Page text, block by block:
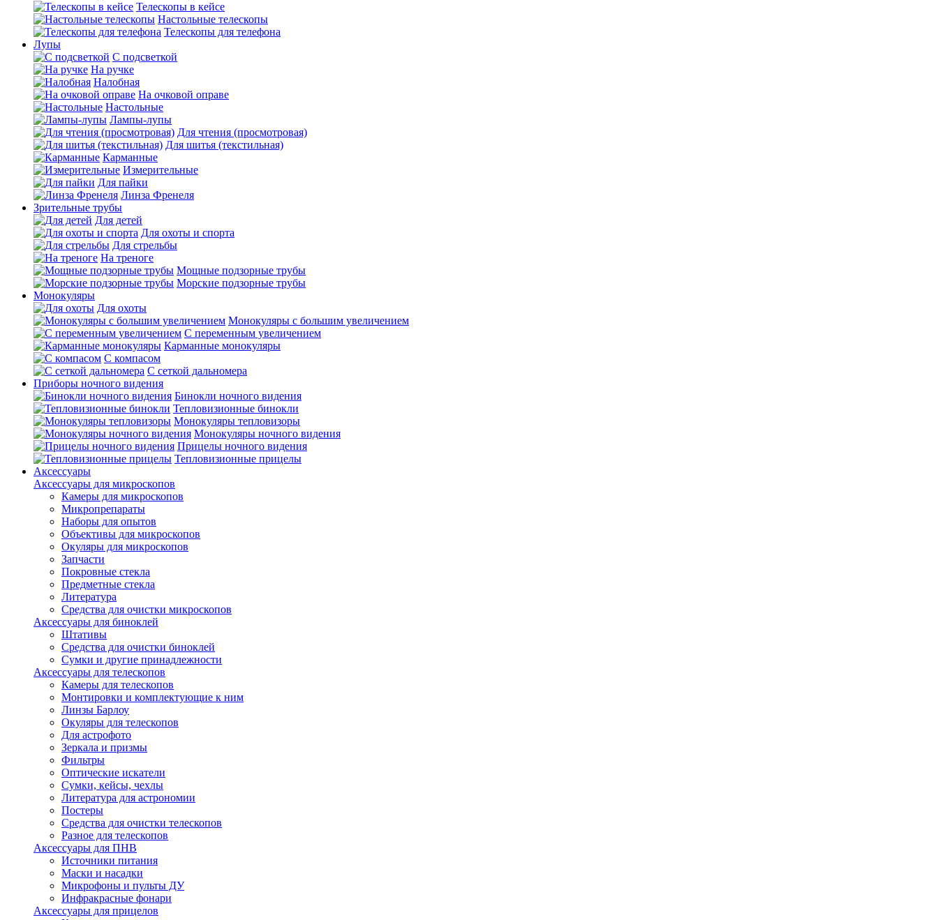
Телескопы в кейсе
Настольные телескопы
Телескопы для телефона
Лупы
С подсветкой
На ручке
Налобная
На очковой оправе
Настольные
Лампы-лупы
Для чтения (просмотровая)
Для шитья (текстильная)
Карманные
Измерительные
Для пайки
Линза Френеля
Зрительные трубы
Для детей
Для охоты и спорта
Для стрельбы
На треноге
Мощные подзорные трубы
Морские подзорные трубы
Монокуляры
Для охоты
Монокуляры с большим увеличением
С переменным увеличением
Карманные монокуляры
С компасом
С сеткой дальномера
Приборы ночного видения
Бинокли ночного видения
Тепловизионные бинокли
Монокуляры тепловизоры
Монокуляры ночного видения
Прицелы ночного видения
Тепловизионные прицелы
Аксессуары
Аксессуары для микроскопов
Камеры для микроскопов
Микропрепараты
Наборы для опытов
Объективы для микроскопов
Окуляры для микроскопов
Запчасти
Покровные стекла
Предметные стекла
Литература
Средства для очистки микроскопов
Аксессуары для биноклей
Штативы
Средства для очистки биноклей
Сумки и другие принадлежности
Аксессуары для телескопов
Камеры для телескопов
Монтировки и комплектующие к ним
Линзы Барлоу
Окуляры для телескопов
Для астрофото
Зеркала и призмы
Фильтры
Оптические искатели
Сумки, кейсы, чехлы
Литература для астрономии
Постеры
Средства для очистки телескопов
Разное для телескопов
Аксессуары для ПНВ
Источники питания
Маски и насадки
Микрофоны и пульты ДУ
Инфракрасные фонари
Аксессуары для прицелов